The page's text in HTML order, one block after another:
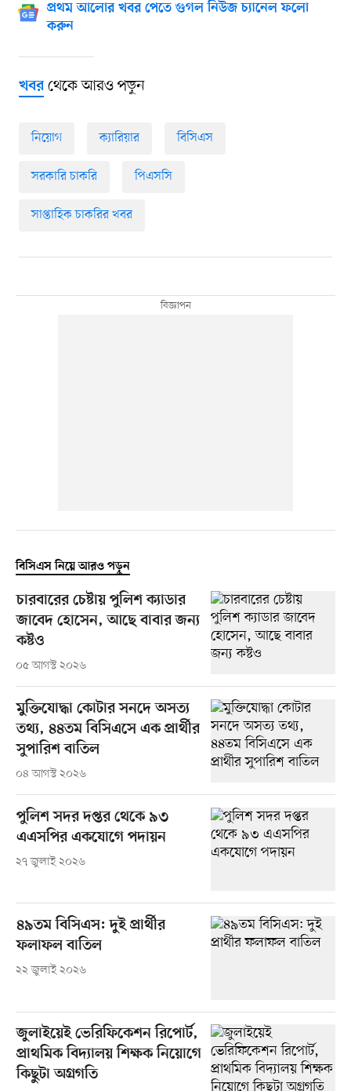
প্রথম আলোর খবর পেতে গুগল নিউজ চ্যানেল ফলো
করুন
খবরথেকে আরও পড়ুন
নিয়োগ ক্যারিয়ার বিসিএস
সরকারি চাকরি পিএসসি
সাপ্তাহিক চাকরির খবর
বিসিএস নিয়ে আরও পড়ুন
চারবারের চেষ্টায় পুলিশ ক্যাডার
জাবেদ হোসেন, আছে বাবার জন্য
কষ্টও
০৫ আগস্ট ২০২৬
মুক্তিযোদ্ধা কোটার সনদে অসত্য
তথ্য, ৪৪তম বিসিএসে এক প্রার্থীর
সুপারিশ বাতিল
০৪ আগস্ট ২০২৬
পুলিশ সদর দপ্তর থেকে ৯৩
এএসপির একযোগে পদায়ন
২৭ জুলাই ২০২৬
৪৯তম বিসিএস: দুই প্রার্থীর
ফলাফল বাতিল
২২ জুলাই ২০২৬
জুলাইয়েই ভেরিফিকেশন রিপোর্ট,
প্রাথমিক বিদ্যালয় শিক্ষক নিয়োগে
কিছুটা অগ্রগতি